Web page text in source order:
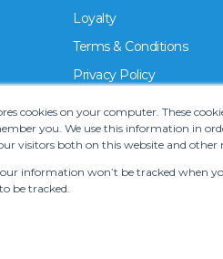
cookies on your computer. These
you. We use this information in
visitors both on this website and other
information won’t be tracked when
be tracked.
Loyalty
Terms & Conditions
Privacy Policy
Car Co, Ltd. •